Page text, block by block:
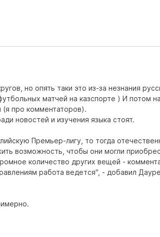
но опять таки это из-за незнания
матчей на казспорте ) И потом
про комментаторов).
новостей и изучения языка стоят.
Премьер-лигу, то тогда
возможность, чтобы они могли
количество других вещей -
работа ведется", - добавил